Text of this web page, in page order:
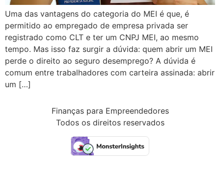
Uma das vantagens do categoria do MEI é que, é
permitido ao empregado de empresa privada ser
registrado como CLT e ter um CNPJ MEI, ao mesmo
tempo. Mas isso faz surgir a dúvida: quem abrir um MEI
perde o direito ao seguro desemprego? A dúvida é
comum entre trabalhadores com carteira assinada: abrir
um […]
Finanças para Empreendedores
Todos os direitos reservados